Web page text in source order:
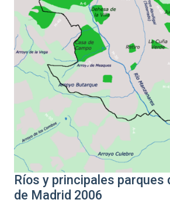
Ríos y principales parques
de Madrid 2006